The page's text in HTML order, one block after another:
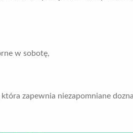
w sobotę,
która zapewnia niezapomniane